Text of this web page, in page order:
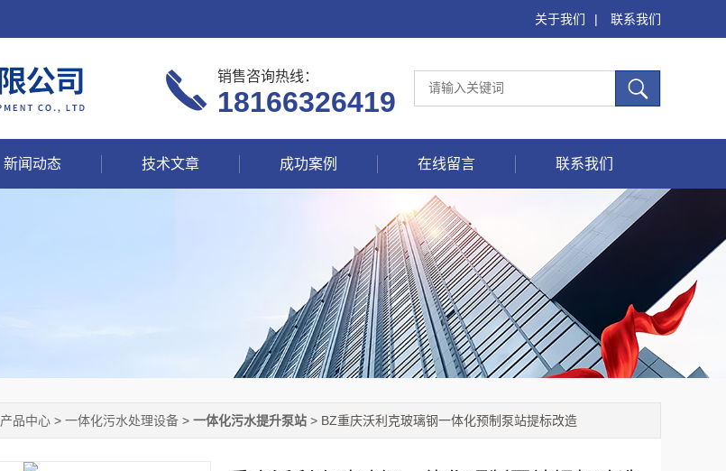
关于我们 | 联系我们
销售咨询热线：
18166326419
新闻动态 技术文章 成功案例 在线留言 联系我们
产品中心 > 一体化污水处理设备 > 一体化污水提升泵站 > BZ重庆沃利克玻璃钢一体化预制泵站提标改造